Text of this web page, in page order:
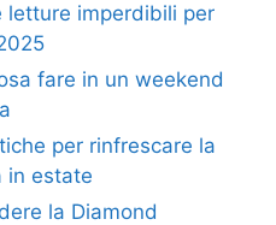
letture imperdibili per
fare in un weekend
per rinfrescare la
in estate
la Diamond